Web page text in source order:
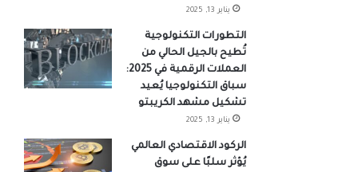
يناير 13, 2025
التطورات التكنولوجية
تُطيح بالجيل الحالي من
العملات الرقمية في 2025:
سباق التكنولوجيا يُعيد
تشكيل مشهد الكريبتو
يناير 13, 2025
الركود الاقتصادي العالمي
يُؤثر سلبًا على سوق